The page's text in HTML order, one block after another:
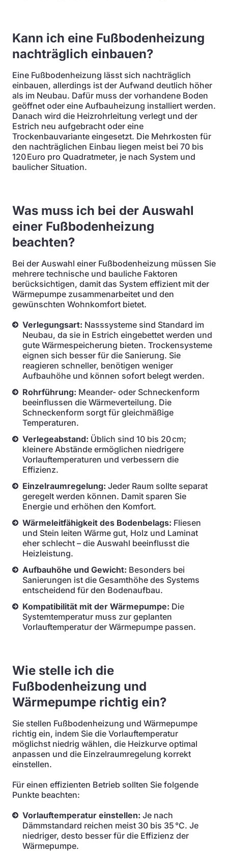
Kann ich eine Fußbodenheizung
nachträglich einbauen?
Eine Fußbodenheizung lässt sich nachträglich
einbauen, allerdings ist der Aufwand deutlich höher
als im Neubau. Dafür muss der vorhandene Boden
geöffnet oder eine Aufbauheizung installiert werden.
Danach wird die Heizrohrleitung verlegt und der
Estrich neu aufgebracht oder eine
Trockenbauvariante eingesetzt. Die Mehrkosten für
den nachträglichen Einbau liegen meist bei 70 bis
120 Euro pro Quadratmeter, je nach System und
baulicher Situation.
Was muss ich bei der Auswahl
einer Fußbodenheizung
beachten?
Bei der Auswahl einer Fußbodenheizung müssen Sie
mehrere technische und bauliche Faktoren
berücksichtigen, damit das System effizient mit der
Wärmepumpe zusammenarbeitet und den
gewünschten Wohnkomfort bietet.
Verlegungsart: Nasssysteme sind Standard im
Neubau, da sie in Estrich eingebettet werden und
gute Wärmespeicherung bieten. Trockensysteme
eignen sich besser für die Sanierung. Sie
reagieren schneller, benötigen weniger
Aufbauhöhe und können sofort belegt werden.
Rohrführung: Meander- oder Schneckenform
beeinflussen die Wärmeverteilung. Die
Schneckenform sorgt für gleichmäßige
Temperaturen.
Verlegeabstand: Üblich sind 10 bis 20 cm;
kleinere Abstände ermöglichen niedrigere
Vorlauftemperaturen und verbessern die
Effizienz.
Einzelraumregelung: Jeder Raum sollte separat
geregelt werden können. Damit sparen Sie
Energie und erhöhen den Komfort.
Wärmeleitfähigkeit des Bodenbelags: Fliesen
und Stein leiten Wärme gut, Holz und Laminat
eher schlecht – die Auswahl beeinflusst die
Heizleistung.
Aufbauhöhe und Gewicht: Besonders bei
Sanierungen ist die Gesamthöhe des Systems
entscheidend für den Bodenaufbau.
Kompatibilität mit der Wärmepumpe: Die
Systemtemperatur muss zur geplanten
Vorlauftemperatur der Wärmepumpe passen.
Wie stelle ich die
Fußbodenheizung und
Wärmepumpe richtig ein?
Sie stellen Fußbodenheizung und Wärmepumpe
richtig ein, indem Sie die Vorlauftemperatur
möglichst niedrig wählen, die Heizkurve optimal
anpassen und die Einzelraumregelung korrekt
einstellen.
Für einen effizienten Betrieb sollten Sie folgende
Punkte beachten:
Vorlauftemperatur einstellen: Je nach
Dämmstandard reichen meist 30 bis 35 °C. Je
niedriger, desto besser für die Effizienz der
Wärmepumpe.